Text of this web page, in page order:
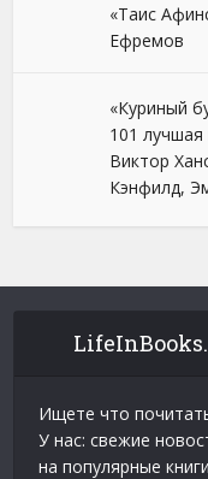
«Таис
Ефремов
«Куриный
101
Виктор
Кэнфилд,
Ищете что
У нас: свежие
на популярные